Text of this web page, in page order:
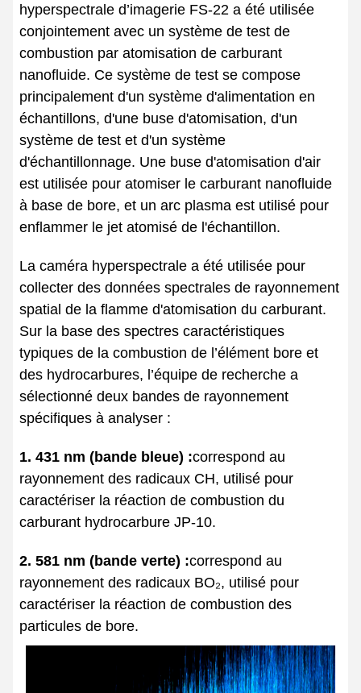
hyperspectrale d’imagerie FS-22 a été utilisée
conjointement avec un système de test de
combustion par atomisation de carburant
nanofluide. Ce système de test se compose
principalement d'un système d'alimentation en
échantillons, d'une buse d'atomisation, d'un
système de test et d'un système
d'échantillonnage. Une buse d'atomisation d'air
est utilisée pour atomiser le carburant nanofluide
à base de bore, et un arc plasma est utilisé pour
enflammer le jet atomisé de l'échantillon.
La caméra hyperspectrale a été utilisée pour
collecter des données spectrales de rayonnement
spatial de la flamme d'atomisation du carburant.
Sur la base des spectres caractéristiques
typiques de la combustion de l’élément bore et
des hydrocarbures, l’équipe de recherche a
sélectionné deux bandes de rayonnement
spécifiques à analyser :
1. 431 nm (bande bleue) :correspond au
rayonnement des radicaux CH, utilisé pour
caractériser la réaction de combustion du
carburant hydrocarbure JP-10.
2. 581 nm (bande verte) :correspond au
rayonnement des radicaux BO₂, utilisé pour
caractériser la réaction de combustion des
particules de bore.